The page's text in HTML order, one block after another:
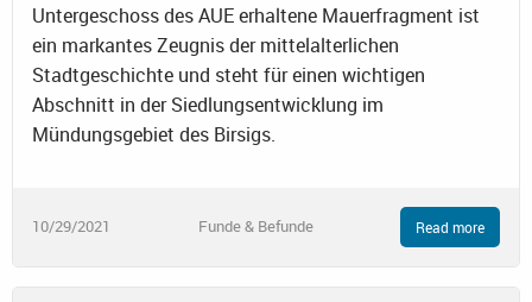
Untergeschoss des AUE erhaltene Mauerfragment ist
ein markantes Zeugnis der mittelalterlichen
Stadtgeschichte und steht für einen wichtigen
Abschnitt in der Siedlungsentwicklung im
Mündungsgebiet des Birsigs.
10/29/2021 Funde & Befunde Read more